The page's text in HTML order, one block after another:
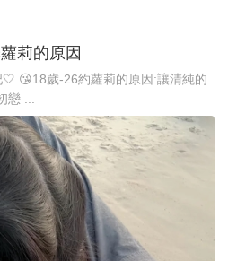
莉的原因
😘18歲-26約蘿莉的原因:讓清純的
...